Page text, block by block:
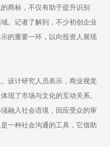
商标，不仅有助于提升识别
。记者了解到，不少初创企业
的重要一环，以向投资人展现
设计研究人员表示，商业视觉
现了市场与文化的互动关系。
融入社会语境，回应受众的审
一种社会沟通的工具，它借助